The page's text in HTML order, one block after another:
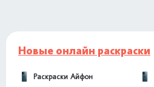
Новые онлайн раскраски
Раскраски Айфон